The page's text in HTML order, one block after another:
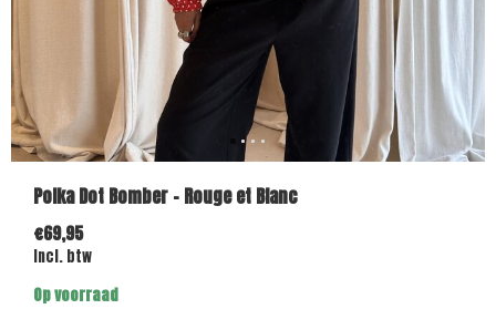
Polka Dot Bomber - Rouge et Blanc
€69,95
Incl. btw
Op voorraad